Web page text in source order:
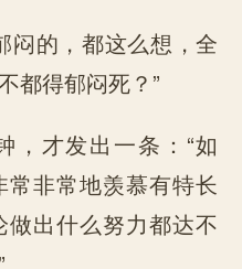
闷的，都这么想，全
都得郁闷死？”
，才发出一条：“如
非常地羡慕有特长
出什么努力都达不